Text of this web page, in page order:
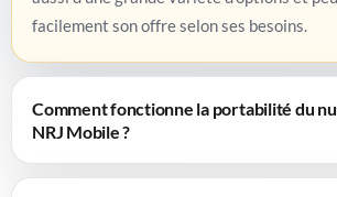
facilement son offre selon ses besoins.
Comment fonctionne la portabilité du
NRJ Mobile ?